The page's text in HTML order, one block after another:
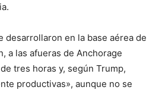
desarrollaron en la base aérea de
a las afueras de Anchorage
tres horas y, según Trump,
productivas», aunque no se